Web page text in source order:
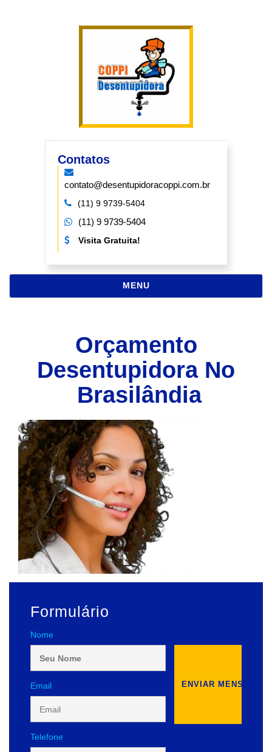
Contatos
contato@desentupidoracoppi.com.br
(11) 9 9739-5404
(11) 9 9739-5404
Visita Gratuita!
MENUNAVEGAÇÃO
Orçamento
Desentupidora No
Brasilândia
Formulário
Nome
Email
Telefone